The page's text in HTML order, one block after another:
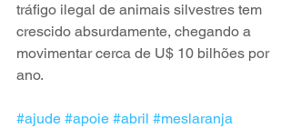
tráfigo ilegal de animais silvestres tem
crescido absurdamente, chegando a
movimentar cerca de U$ 10 bilhões por
ano.
#ajude #apoie #abril #meslaranja